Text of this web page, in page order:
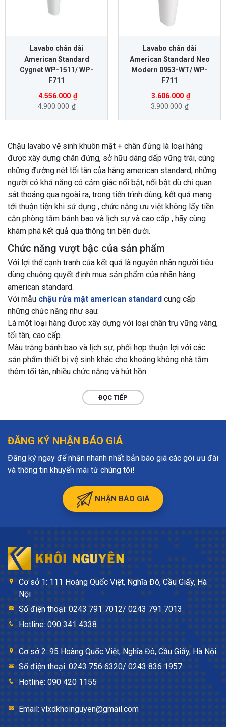
Lavabo chân dài
American Standard
Cygnet WP-1511/ WP-
F711
4.556.000 ₫
4.900.000 ₫
Lavabo chân dài
American Standard Neo
Modern 0953-WT/ WP-
F711
3.606.000 ₫
3.900.000 ₫
Chậu lavabo vệ sinh khuôn mặt + chân đứng là loại hàng
được xây dựng chân đứng, sở hữu dáng dấp vững trãi, cùng
những đường nét tối tân của hãng american standard, những
người có khả năng có cảm giác nổi bật, nổi bật dù chỉ quan
sát thoáng qua ngoài ra, trong tiến trình dùng, kết quả mang
tới thuận tiện khi sử dụng , chức năng ưu việt không lấy tiền
căn phòng tắm bảnh bao và lịch sự và cao cấp , hãy cùng
khám phá kết quả qua thông tin bên dưới.
Chức năng vượt bậc của sản phẩm
Với lợi thế cạnh tranh của kết quả là nguyên nhân người tiêu
dùng chuộng quyết định mua sản phẩm của nhãn hàng
american standard.
Với mẫu chậu rửa mặt american standard cung cấp
những chức năng như sau:
Là một loại hàng được xây dựng với loại chân trụ vững vàng,
tối tân, cao cấp.
Màu trắng bảnh bao và lịch sự, phối hợp thuận lợi với các
sản phẩm thiết bị vệ sinh khác cho khoảng không nhà tắm
thêm tối tân, nhiều chức năng và hút hồn.
buồng tắm rộng không giống nhau.
Kết quả được áp dụng công nghệ phủ men tân tiến dẫn đến
bề ngoài của chậu rửa luôn sáng loáng, giới hạn tối ưu nhất
tác động đến sức lực người dùng.
Chậu lavabo vệ sinh khuôn mặt +chân đứng chế tạo từ vật
liệu sứ cực kỳ bền, hỗ trợ kết quả không bị bong tróc, trầy
cũng thuận lợi vệ sinh , gột rửa mà không hao nhiều thời gian,
công lao và giới hạn sử dụng các nước rửa chén bất lợi đến
Sử dụng của sản phẩm
Chân lavabo rửa mặt + chân đứng là dòng thiết bị vệ sinh
buồng tắm được nhiều nhà, nhà thầu xây dựng tín nhiệm và
thích chọn lựa. Không những vậy, mặt hàng còn hợp lệ cho
các khu vực buồng tắm của hotel , khu chung cư, khu nghỉ
mát, quán ăn, villa …
>>Xem thêm: Mẫubồn rửa tayđược khách hàng tại Khôi
Nguyên đánh giá cao
ĐỌC TIẾP
ĐĂNG KÝ NHẬN BÁO GIÁ
Đăng ký ngay để nhận nhanh nhất bản báo giá các gói ưu đãi
và thông tin khuyến mãi từ chúng tôi!
NHẬN BÁO GIÁ
Cơ sở 1: 111 Hoàng Quốc Việt, Nghĩa Đô, Cầu Giấy, Hà
Nội
Số điện thoại: 0243 791 7012/ 0243 791 7013
Hotline: 090 341 4338
Cơ sở 2: 95 Hoàng Quốc Việt, Nghĩa Đô, Cầu Giấy, Hà Nội
Số điện thoại: 0243 756 6320/ 0243 836 1957
Hotline: 090 420 1155
Email: vlxdkhoinguyen@gmail.com